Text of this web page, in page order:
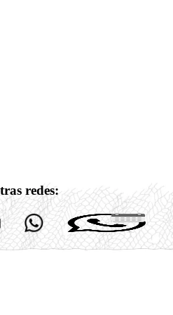
redes: